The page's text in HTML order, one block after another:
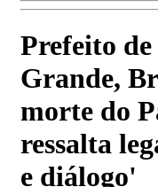
Prefeito
Grande,
morte do
ressalta
e diálogo'